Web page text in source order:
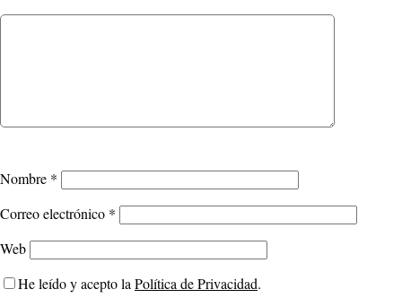
Nombre *
Correo electrónico *
Web
He leído y acepto la Política de Privacidad.